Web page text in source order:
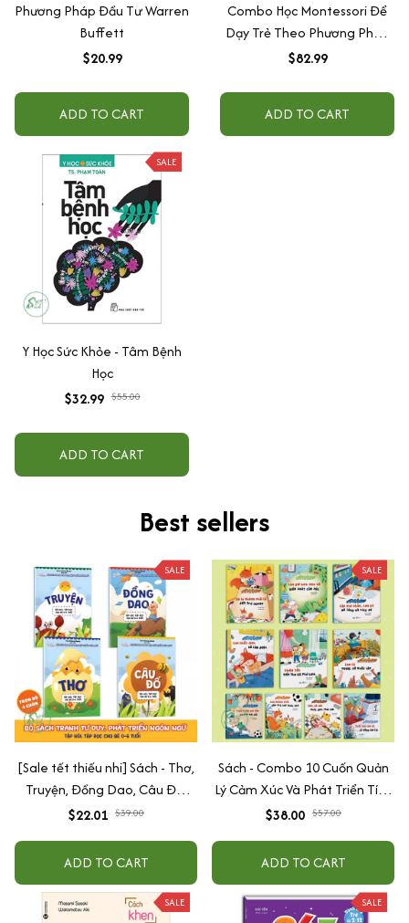
Phương Pháp Đầu Tư Warren
Buffett
$20.99
ADD TO CART
Combo Học Montessori Để
Dạy Trẻ Theo Phương Pháp
Montessori (Trọn Bộ 4 Cuốn)
$82.99
ADD TO CART
SALE
Y Học Sức Khỏe - Tâm Bệnh
Học
$32.99 $55.00
ADD TO CART
Best sellers
SALE
[Sale tết thiếu nhi] Sách - Thơ,
Truyện, Đồng Dao, Câu Đố,
Tập Nói Tập Đọc Cho Bé 0-6
$22.01 $39.00
ADD TO CART
SALE
Sách - Combo 10 Cuốn Quản
Lý Cảm Xúc Và Phát Triển Tính
Cách Cho Bé Từ 2 - 6 Tuổi
$38.00 $57.00
ADD TO CART
SALE SALE